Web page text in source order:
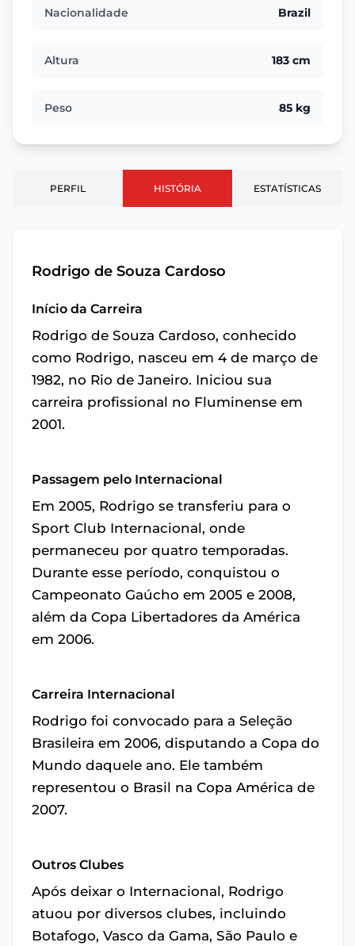
Nacionalidade Brazil
Altura 183 cm
Peso 85 kg
PERFIL HISTÓRIA ESTATÍSTICAS
Rodrigo de Souza Cardoso
Início da Carreira
Rodrigo de Souza Cardoso, conhecido
como Rodrigo, nasceu em 4 de março de
1982, no Rio de Janeiro. Iniciou sua
carreira profissional no Fluminense em
2001.
Passagem pelo Internacional
Em 2005, Rodrigo se transferiu para o
Sport Club Internacional, onde
permaneceu por quatro temporadas.
Durante esse período, conquistou o
Campeonato Gaúcho em 2005 e 2008,
além da Copa Libertadores da América
em 2006.
Carreira Internacional
Rodrigo foi convocado para a Seleção
Brasileira em 2006, disputando a Copa do
Mundo daquele ano. Ele também
representou o Brasil na Copa América de
2007.
Outros Clubes
Após deixar o Internacional, Rodrigo
atuou por diversos clubes, incluindo
Botafogo, Vasco da Gama, São Paulo e